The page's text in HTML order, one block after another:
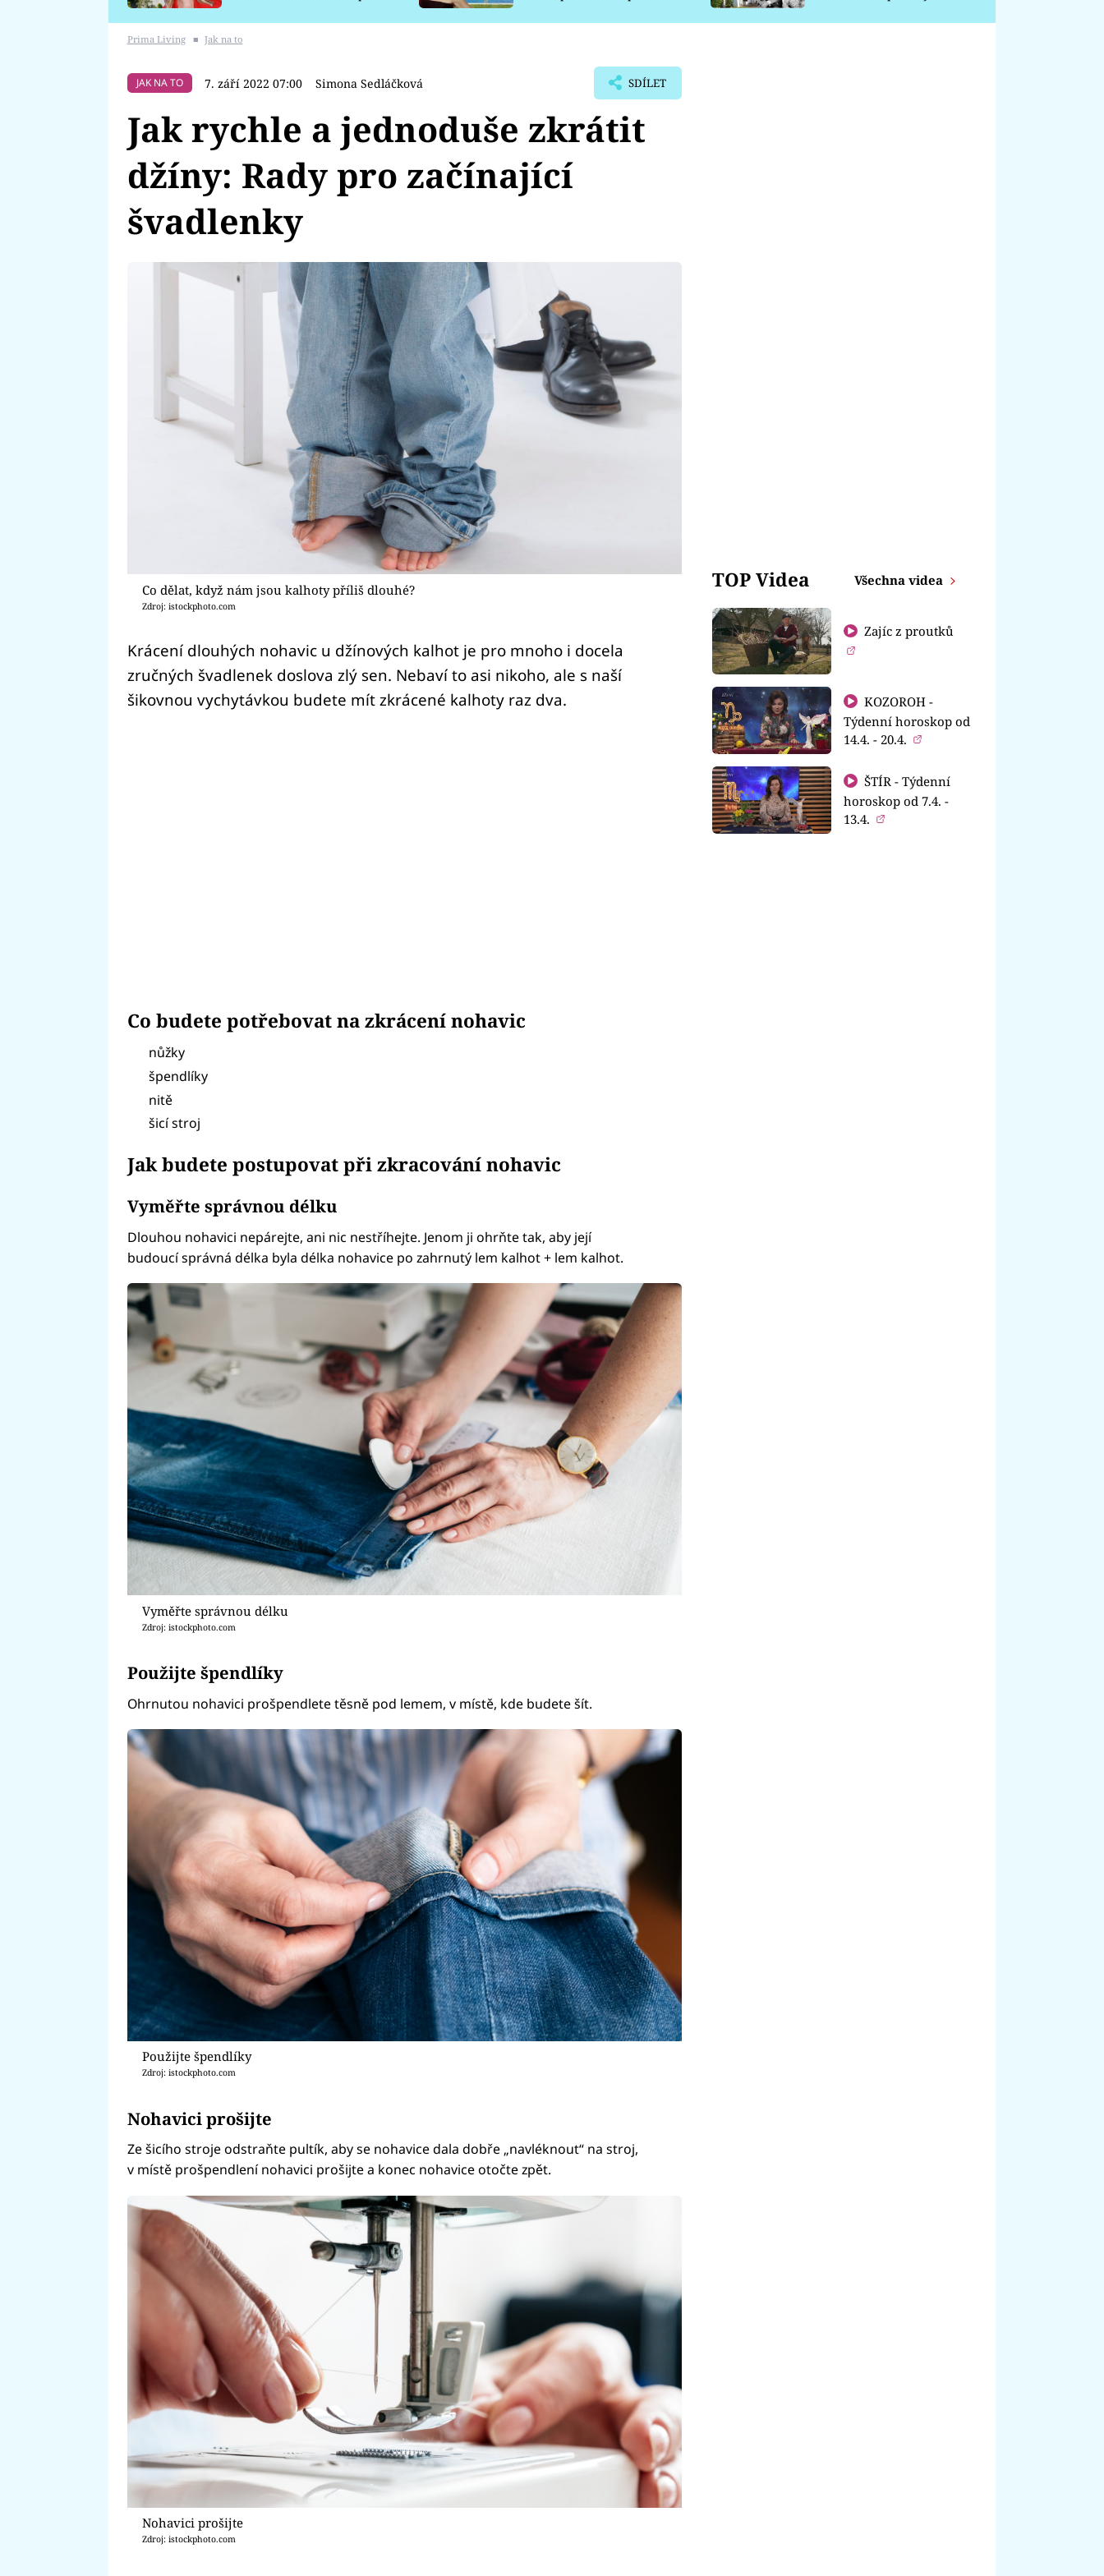
Prima Living ■ Jak na to
JAK NA TO 7. září 2022 07:00 Simona Sedláčková SDÍLET
Jak rychle a jednoduše zkrátit
džíny: Rady pro začínající
švadlenky
Co dělat, když nám jsou kalhoty příliš dlouhé?
Zdroj: istockphoto.com
Krácení dlouhých nohavic u džínových kalhot je pro mnoho i docela
zručných švadlenek doslova zlý sen. Nebaví to asi nikoho, ale s naší
šikovnou vychytávkou budete mít zkrácené kalhoty raz dva.
Co budete potřebovat na zkrácení nohavic
nůžky
špendlíky
nitě
šicí stroj
Jak budete postupovat při zkracování nohavic
Vyměřte správnou délku
Dlouhou nohavici nepárejte, ani nic nestříhejte. Jenom ji ohrňte tak, aby její
budoucí správná délka byla délka nohavice po zahrnutý lem kalhot + lem kalhot.
Vyměřte správnou délku
Zdroj: istockphoto.com
Použijte špendlíky
Ohrnutou nohavici prošpendlete těsně pod lemem, v místě, kde budete šít.
Použijte špendlíky
Zdroj: istockphoto.com
Nohavici prošijte
Ze šicího stroje odstraňte pultík, aby se nohavice dala dobře „navléknout“ na stroj,
v místě prošpendlení nohavici prošijte a konec nohavice otočte zpět.
Nohavici prošijte
Zdroj: istockphoto.com
TOP Videa Všechna videa
Zajíc z proutků
KOZOROH -
Týdenní horoskop od
14.4. - 20.4.
ŠTÍR - Týdenní
horoskop od 7.4. -
13.4.